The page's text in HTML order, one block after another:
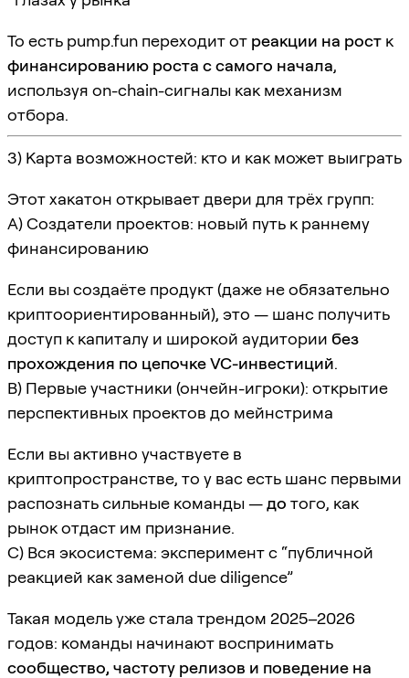
То есть pump.fun переходит от реакции на рост к
финансированию роста с самого начала,
используя on-chain-сигналы как механизм
отбора.
3) Карта возможностей: кто и как может выиграть
Этот хакатон открывает двери для трёх групп:
A) Создатели проектов: новый путь к раннему
финансированию
Если вы создаёте продукт (даже не обязательно
криптоориентированный), это — шанс получить
доступ к капиталу и широкой аудитории без
прохождения по цепочке VC-инвестиций.
B) Первые участники (ончейн-игроки): открытие
перспективных проектов до мейнстрима
Если вы активно участвуете в
криптопространстве, то у вас есть шанс первыми
распознать сильные команды —до того, как
рынок отдаст им признание.
C) Вся экосистема: эксперимент с “публичной
реакцией как заменой due diligence”
Такая модель уже стала трендом 2025–2026
годов: команды начинают воспринимать
сообщество, частоту релизов и поведение на